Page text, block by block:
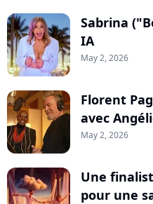
Sabrina
IA
May 2, 2026
Florent
avec
May 2, 2026
Une
pour une